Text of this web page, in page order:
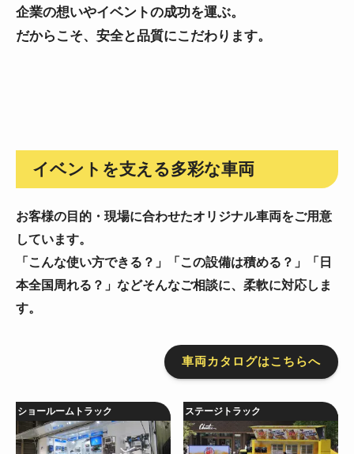
企業の想いやイベントの成功を運ぶ。
だからこそ、安全と品質にこだわります。
イベントを支える多彩な車両
お客様の目的・現場に合わせたオリジナル車両をご用意
しています。
「こんな使い方できる？」「この設備は積める？」「日
本全国周れる？」などそんなご相談に、柔軟に対応しま
す。
車両カタログはこちらへ
ショールームトラック ステージトラック